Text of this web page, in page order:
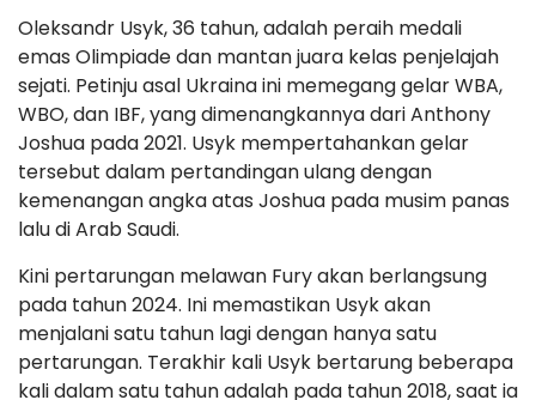
Oleksandr Usyk, 36 tahun, adalah peraih medali
emas Olimpiade dan mantan juara kelas penjelajah
sejati. Petinju asal Ukraina ini memegang gelar WBA,
WBO, dan IBF, yang dimenangkannya dari Anthony
Joshua pada 2021. Usyk mempertahankan gelar
tersebut dalam pertandingan ulang dengan
kemenangan angka atas Joshua pada musim panas
lalu di Arab Saudi.
Kini pertarungan melawan Fury akan berlangsung
pada tahun 2024. Ini memastikan Usyk akan
menjalani satu tahun lagi dengan hanya satu
pertarungan. Terakhir kali Usyk bertarung beberapa
kali dalam satu tahun adalah pada tahun 2018, saat ia